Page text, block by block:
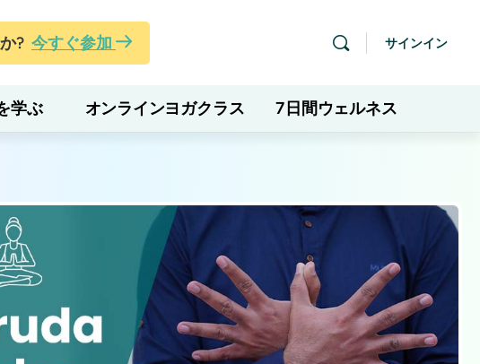
? 今すぐ参加 サインイン
学ぶ オンラインヨガクラス 7日間ウェルネス